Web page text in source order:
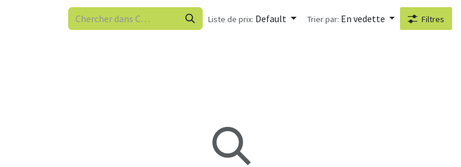
Liste de prix: Default Trier par: En vedette Filtres